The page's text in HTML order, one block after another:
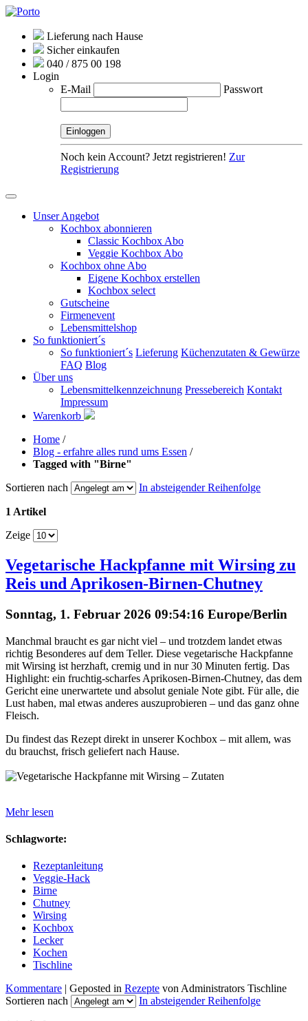
Lieferung nach Hause
Sicher einkaufen
040 / 875 00 198
Login
E-Mail
Passwort
Noch kein Account? Jetzt registrieren! Zur
Registrierung
Unser Angebot
Kochbox abonnieren
Classic Kochbox Abo
Veggie Kochbox Abo
Kochbox ohne Abo
Eigene Kochbox erstellen
Kochbox select
Gutscheine
Firmenevent
Lebensmittelshop
So funktioniert´s
So funktioniert´s Lieferung Küchenzutaten & Gewürze
FAQ Blog
Über uns
Lebensmittelkennzeichnung Pressebereich Kontakt
Impressum
Warenkorb
Home /
Blog - erfahre alles rund ums Essen /
Tagged with "Birne"
Sortieren nach
In absteigender Reihenfolge
1 Artikel
Zeige
Vegetarische Hackpfanne mit Wirsing zu
Reis und Aprikosen-Birnen-Chutney
Sonntag, 1. Februar 2026 09:54:16 Europe/Berlin
Manchmal braucht es gar nicht viel – und trotzdem landet etwas
richtig Besonderes auf dem Teller. Diese vegetarische Hackpfanne
mit Wirsing ist herzhaft, cremig und in nur 30 Minuten fertig. Das
Highlight: ein fruchtig-scharfes Aprikosen-Birnen-Chutney, das dem
Gericht eine unerwartete und absolut geniale Note gibt. Für alle, die
Lust haben, mal etwas anderes auszuprobieren – und das ganz ohne
Fleisch.
Du findest das Rezept direkt in unserer Kochbox – mit allem, was
du brauchst, frisch geliefert nach Hause.
Mehr lesen
Schlagworte:
Rezeptanleitung
Veggie-Hack
Birne
Chutney
Wirsing
Kochbox
Lecker
Kochen
Tischline
Kommentare | Geposted in Rezepte von Administrators Tischline
Sortieren nach
In absteigender Reihenfolge